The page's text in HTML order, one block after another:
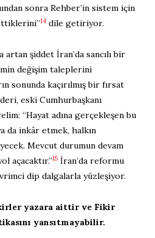
sonra Rehber’in sistem için
14 dile getiriyor.
şiddet İran’da sancılı bir
değişim taleplerini
sonunda kaçırılmış bir fırsat
eski Cumhurbaşkanı
“Hayat adına gerçekleşen bu
da inkâr etmek, halkın
Mevcut durumun devam
açacaktır.”15 İran’da reformu
dip dalgalarla yüzleşiyor.
yazara aittir ve Fikir
yansıtmayabilir.